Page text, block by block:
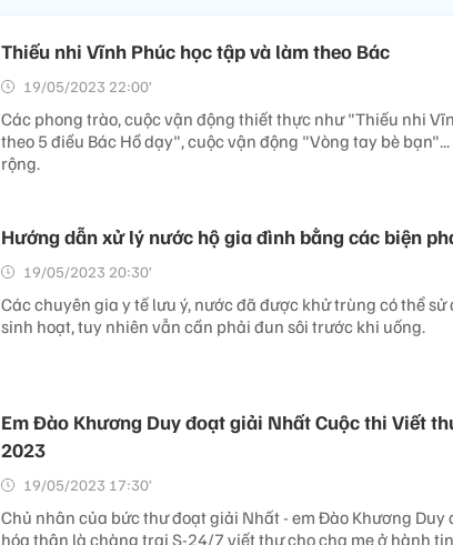
Thiếu nhi Vĩnh Phúc học tập và làm theo Bác
19/05/2023 22:00’
Các phong trào, cuộc vận động thiết thực như "Thiếu nhi
theo 5 điều Bác Hồ dạy", cuộc vận động "Vòng tay bè
rộng.
Hướng dẫn xử lý nước hộ gia đình bằng các biện
19/05/2023 20:30’
Các chuyên gia y tế lưu ý, nước đã được khử trùng có thể
sinh hoạt, tuy nhiên vẫn cần phải đun sôi trước khi uống.
Em Đào Khương Duy đoạt giải Nhất Cuộc thi Viết
2023
19/05/2023 17:30’
Chủ nhân của bức thư đoạt giải Nhất - em Đào Khương Duy
hóa thân là chàng trai S-24/7 viết thư cho cha mẹ ở hành